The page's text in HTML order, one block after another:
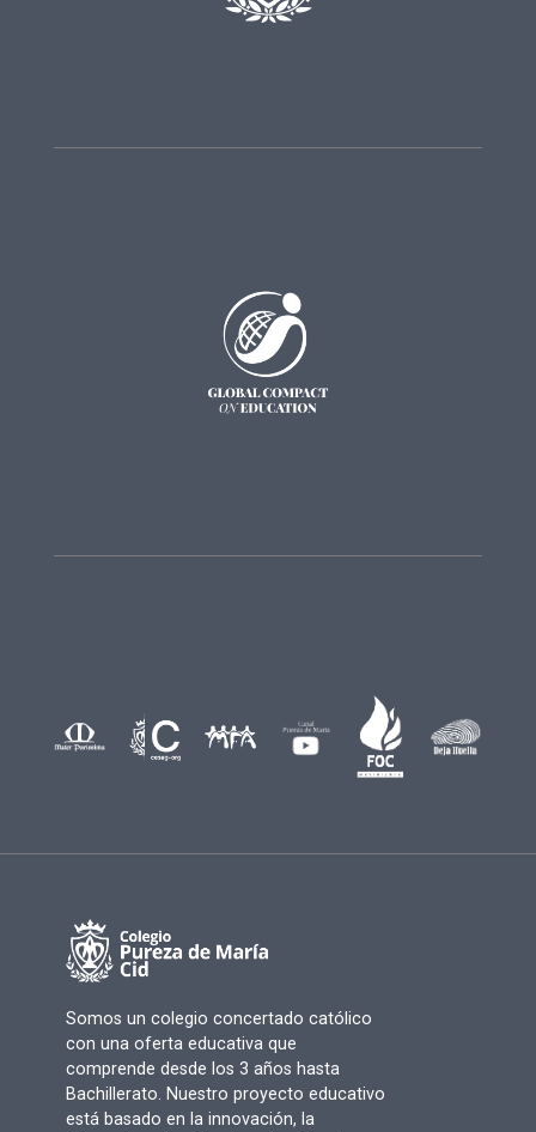
Somos un colegio concertado católico
con una oferta educativa que
comprende desde los 3 años hasta
Bachillerato. Nuestro proyecto educativo
está basado en la innovación, la